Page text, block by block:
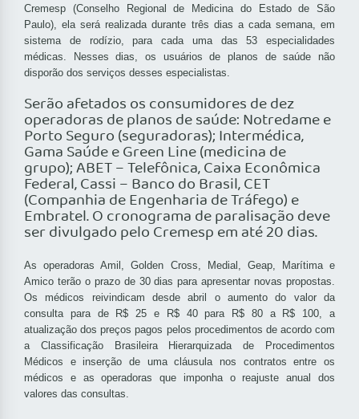
Cremesp (Conselho Regional de Medicina do Estado de São
Paulo), ela será realizada durante três dias a cada semana, em
sistema de rodízio, para cada uma das 53 especialidades
médicas. Nesses dias, os usuários de planos de saúde não
disporão dos serviços desses especialistas.
Serão afetados os consumidores de dez
operadoras de planos de saúde: Notredame e
Porto Seguro (seguradoras); Intermédica,
Gama Saúde e Green Line (medicina de
grupo); ABET – Telefônica, Caixa Econômica
Federal, Cassi – Banco do Brasil, CET
(Companhia de Engenharia de Tráfego) e
Embratel. O cronograma de paralisação deve
ser divulgado pelo Cremesp em até 20 dias.
As operadoras Amil, Golden Cross, Medial, Geap, Marítima e
Amico terão o prazo de 30 dias para apresentar novas propostas.
Os médicos reivindicam desde abril o aumento do valor da
consulta para de R$ 25 e R$ 40 para R$ 80 aR$ 100, a
atualização dos preços pagos pelos procedimentos de acordo com
a Classificação Brasileira Hierarquizada de Procedimentos
Médicos e inserção de uma cláusula nos contratos entre os
médicos e as operadoras que imponha o reajuste anual dos
valores das consultas.